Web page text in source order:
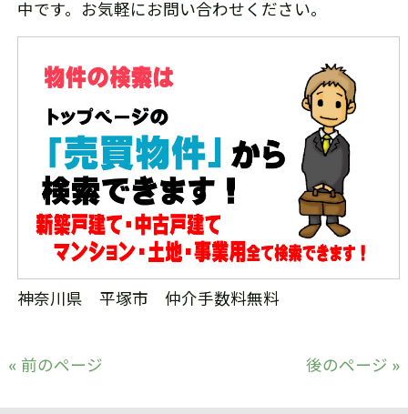
中です。お気軽にお問い合わせください。
神奈川県 平塚市 仲介手数料無料
« 前のページ 後のページ »